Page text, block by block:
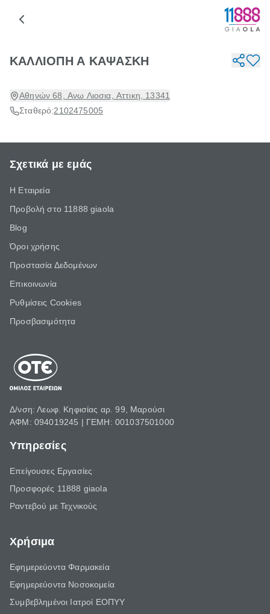
ΚΑΛΛΙΟΠΗ Α ΚΑΨΑΣΚΗ
Αθηνών 68, Ανω Λιοσια, Αττικη, 13341
Σταθερό:2102475005
Σχετικά με εμάς
Η Εταιρεία
Προβολή στο 11888 giaola
Blog
Όροι χρήσης
Προστασία Δεδομένων
Επικοινωνία
Ρυθμίσεις Cookies
Προσβασιμότητα
Δ/νση: Λεωφ. Κηφισίας αρ. 99, Μαρούσι
ΑΦΜ: 094019245 | ΓΕΜΗ: 001037501000
Υπηρεσίες
Επείγουσες Εργασίες
Προσφορές 11888 giaola
Ραντεβού με Τεχνικούς
Χρήσιμα
Εφημερεύοντα Φαρμακεία
Εφημερεύοντα Νοσοκομεία
Συμβεβλημένοι Ιατροί ΕΟΠΥΥ